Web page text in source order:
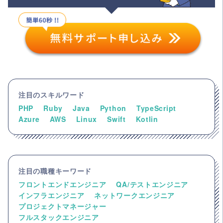
注目のスキルワード
PHP
Ruby Java Python
TypeScript
Azure
AWS Linux Swift Kotlin
注目の職種キーワード
フロントエンドエンジニア
QA/テストエンジニア
インフラエンジニア
ネットワークエンジニア
プロジェクトマネージャー
フルスタックエンジニア